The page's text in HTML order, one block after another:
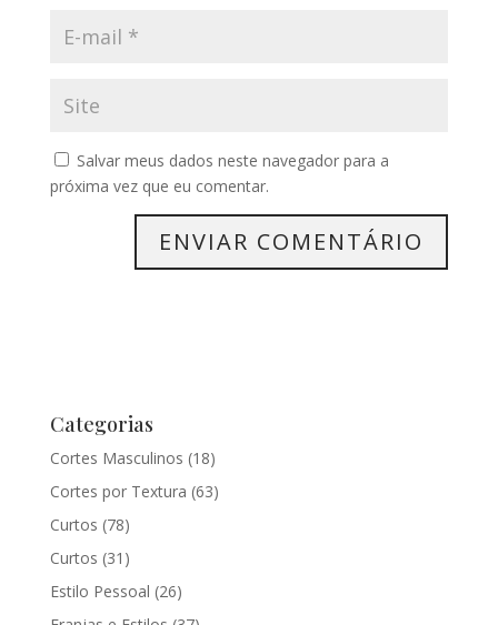
Salvar meus dados neste navegador para a
próxima vez que eu comentar.
Categorias
Cortes Masculinos (18)
Cortes por Textura (63)
Curtos (78)
Curtos (31)
Estilo Pessoal (26)